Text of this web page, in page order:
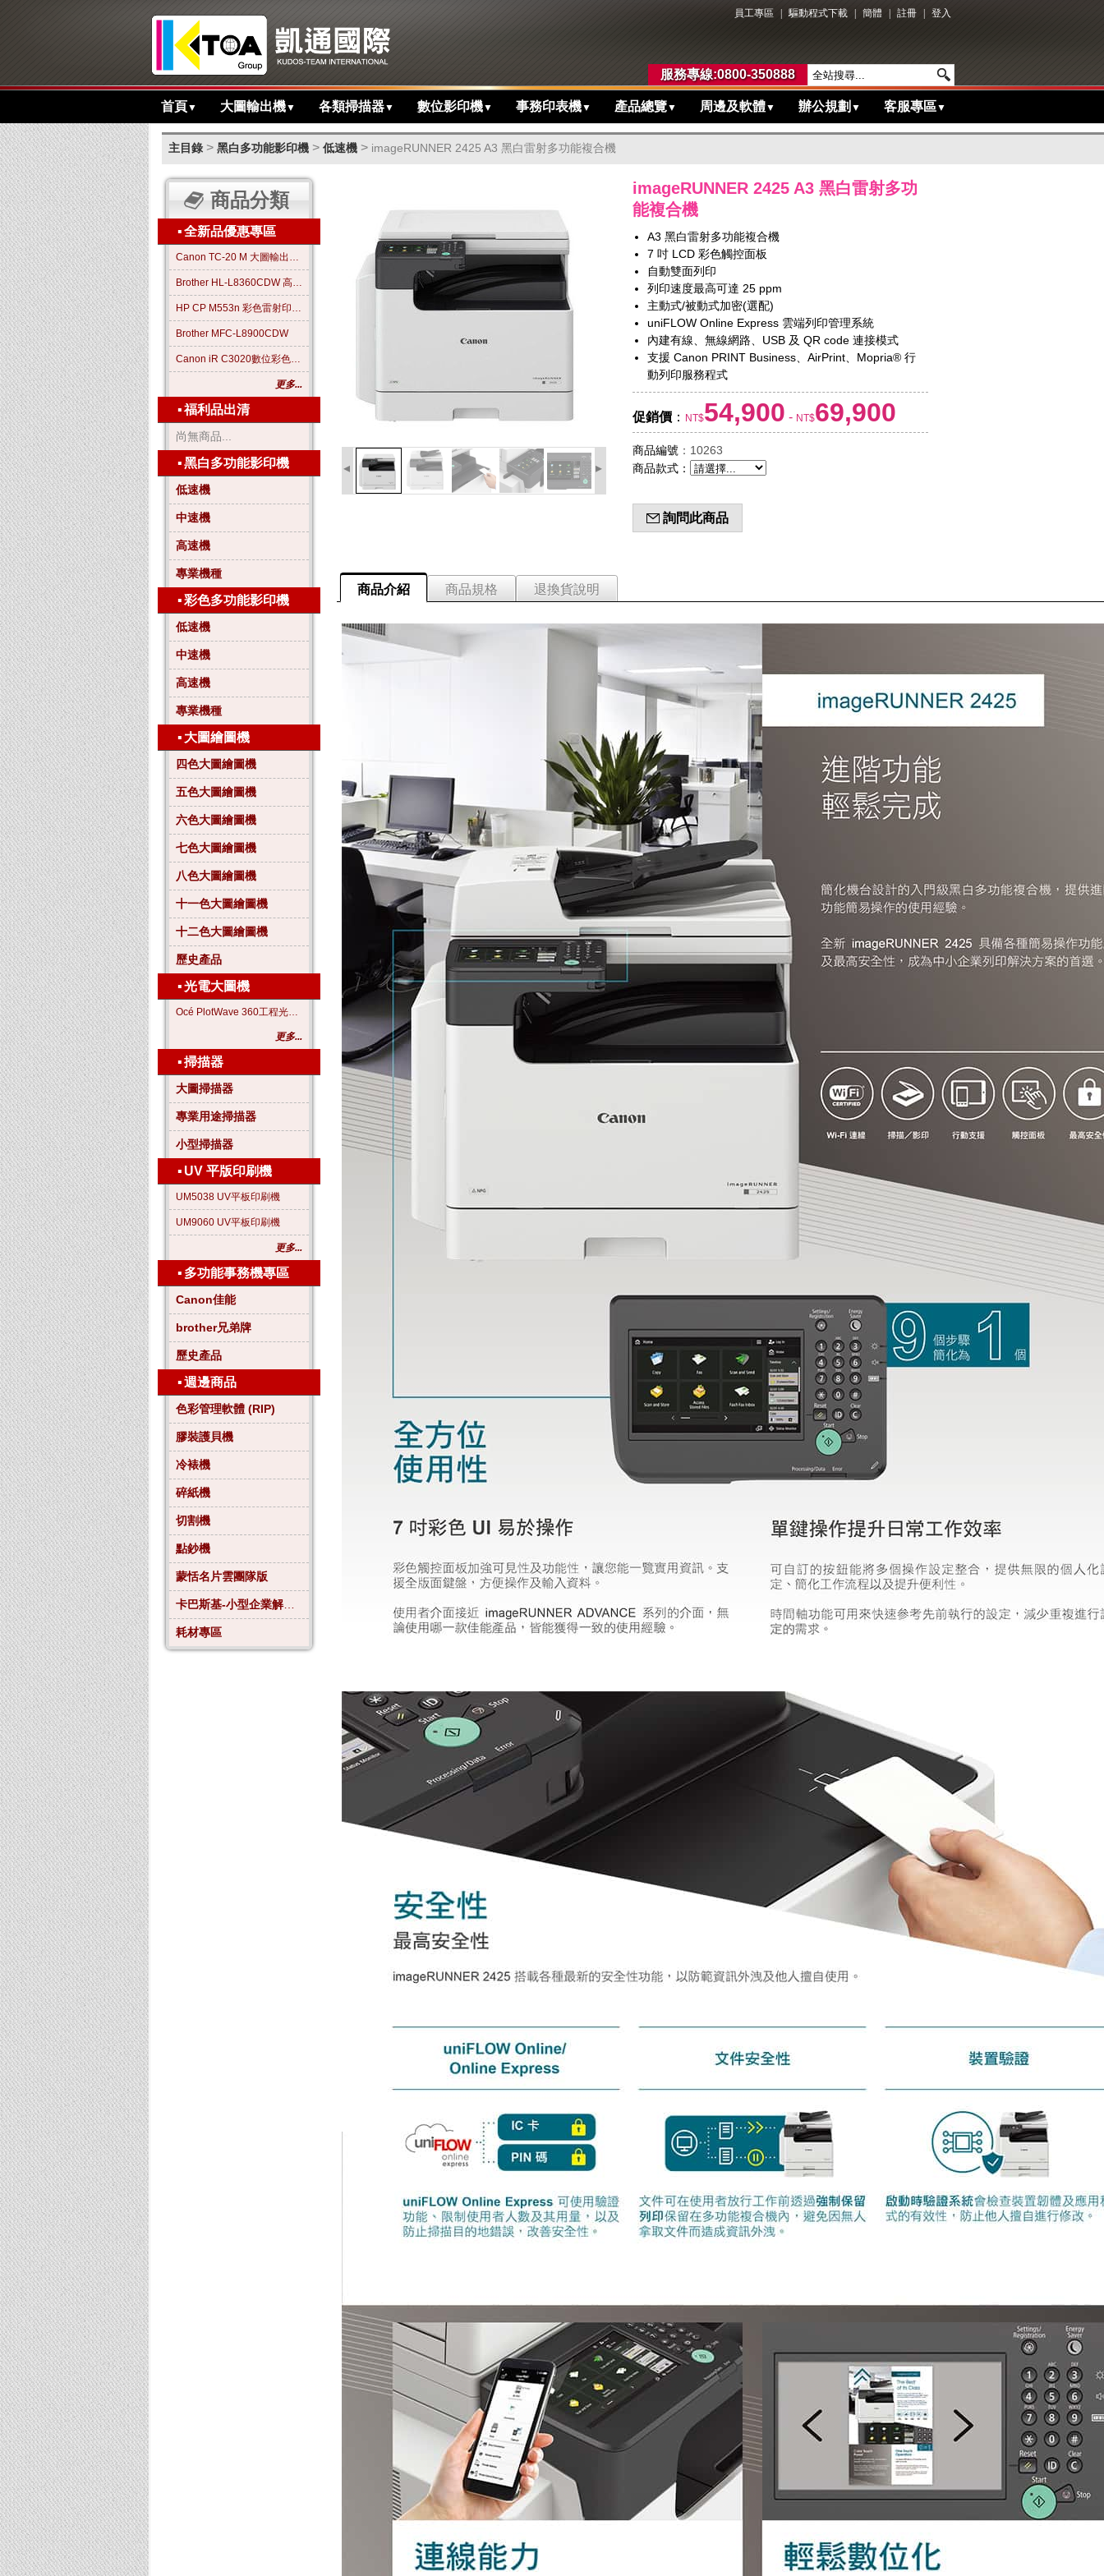
員工專區 驅動程式下載 簡體 註冊 登入
服務專線:0800-350888
首頁▼ 大圖輸出機▼ 各類掃描器▼ 數位影印機▼ 事務印表機▼ 產品總覽▼ 周邊及軟體▼ 辦公規劃 ▼ 客服專區▼
主目錄 > 黑白多功能影印機 > 低速機 > imageRUNNER 2425 A3 黑白雷射多功能複合機
商品分類
▪全新品優惠專區
Canon TC-20 M 大圖輸出繪圖機
Brother HL-L8360CDW 高效彩色雷射印表機
HP CP M553n 彩色雷射印表機
Brother MFC-L8900CDW
Canon iR C3020數位彩色影印機
更多...
▪福利品出清
尚無商品...
▪黑白多功能影印機
低速機
中速機
高速機
專業機種
▪彩色多功能影印機
低速機
中速機
高速機
專業機種
▪ 大圖繪圖機
四色大圖繪圖機
五色大圖繪圖機
六色大圖繪圖機
七色大圖繪圖機
八色大圖繪圖機
十一色大圖繪圖機
十二色大圖繪圖機
歷史產品
▪光電大圖機
Océ PlotWave 360工程光電大圖機
更多...
▪掃描器
大圖掃描器
專業用途掃描器
小型掃描器
▪ UV 平版印刷機
UM5038 UV平板印刷機
UM9060 UV平板印刷機
更多...
▪ 多功能事務機專區
Canon佳能
brother兄弟牌
歷史產品
▪週邊商品
色彩管理軟體 (RIP)
膠裝護貝機
冷裱機
碎紙機
切割機
點鈔機
蒙恬名片雲團隊版
卡巴斯基-小型企業解決方案4
耗材專區
◂ ▸
imageRUNNER 2425 A3 黑白雷射多功
能複合機
A3 黑白雷射多功能複合機
7 吋 LCD 彩色觸控面板
自動雙面列印
列印速度最高可達 25 ppm
主動式/被動式加密(選配)
uniFLOW Online Express 雲端列印管理系統
內建有線、無線網路、USB 及 QR code 連接模式
支援 Canon PRINT Business、AirPrint、Mopria® 行
動列印服務程式
促銷價 ： NT$54,900 - NT$69,900
商品編號 ：10263
商品款式 ：
詢問此商品
商品介紹 商品規格 退換貨說明